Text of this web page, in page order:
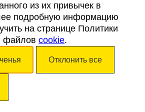
Cookies
Доступность
Каталонский Туристический Совет. Все права
из их привычек в
подробную информацию
на странице Политики
файлов cookie.
Отклонить все